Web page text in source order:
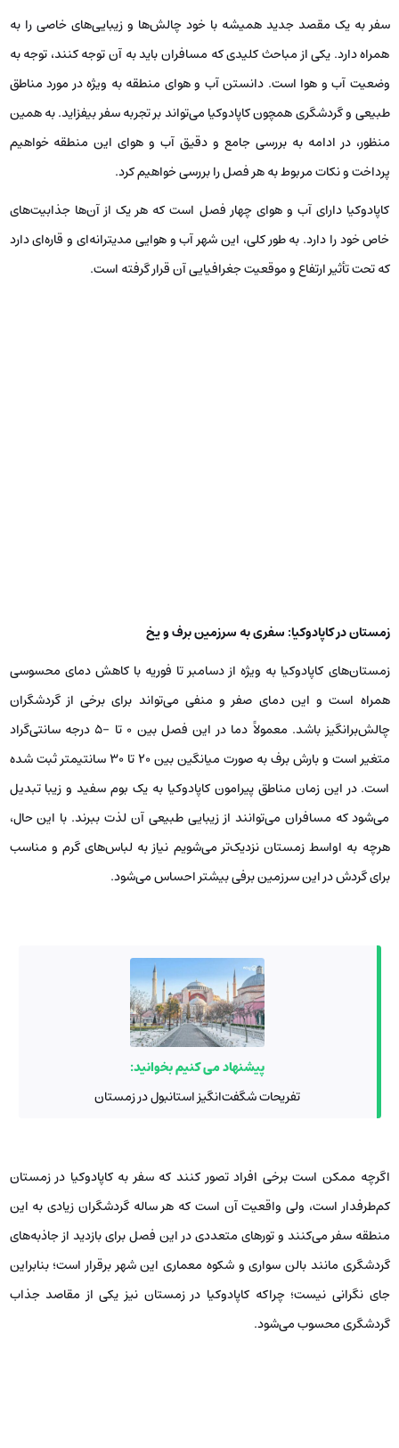
سفر به یک مقصد جدید همیشه با خود چالش‌ها و زیبایی‌های خاصی را به
همراه دارد. یکی از مباحث کلیدی که مسافران باید به آن توجه کنند، توجه به
وضعیت آب و هوا است. دانستن آب و هوای منطقه به ویژه در مورد مناطق
طبیعی و گردشگری همچون کاپادوکیا می‌تواند بر تجربه سفر بیفزاید. به همین
منظور، در ادامه به بررسی جامع و دقیق آب و هوای این منطقه خواهیم
پرداخت و نکات مربوط به هر فصل را بررسی خواهیم کرد.
کاپادوکیا دارای آب و هوای چهار فصل است که هر یک از آن‌ها جذابیت‌های
خاص خود را دارد. به طور کلی، این شهر آب و هوایی مدیترانه‌ای و قاره‌ای دارد
که تحت تأثیر ارتفاع و موقعیت جغرافیایی آن قرار گرفته است.
زمستان در کاپادوکیا: سفری به سرزمین برف و یخ
زمستان‌های کاپادوکیا به ویژه از دسامبر تا فوریه با کاهش دمای محسوسی
همراه است و این دمای صفر و منفی می‌تواند برای برخی از گردشگران
چالش‌برانگیز باشد. معمولاً دما در این فصل بین ۰ تا -۵ درجه سانتی‌گراد
متغیر است و بارش برف به صورت میانگین بین ۲۰ تا ۳۰ سانتیمتر ثبت شده
است. در این زمان مناطق پیرامون کاپادوکیا به یک بوم سفید و زیبا تبدیل
می‌شود که مسافران می‌توانند از زیبایی طبیعی آن لذت ببرند. با این حال،
هرچه به اواسط زمستان نزدیک‌تر می‌شویم نیاز به لباس‌های گرم و مناسب
برای گردش در این سرزمین برفی بیشتر احساس می‌شود.
پیشنهاد می کنیم بخوانید:
تفریحات شگفت‌انگیز استانبول در زمستان
اگرچه ممکن است برخی افراد تصور کنند که سفر به کاپادوکیا در زمستان
کم‌طرفدار است، ولی واقعیت آن است که هر ساله گردشگران زیادی به این
منطقه سفر می‌کنند و تورهای متعددی در این فصل برای بازدید از جاذبه‌های
گردشگری مانند بالن سواری و شکوه معماری این شهر برقرار است؛ بنابراین
جای نگرانی نیست؛ چراکه کاپادوکیا در زمستان نیز یکی از مقاصد جذاب
گردشگری محسوب می‌شود.